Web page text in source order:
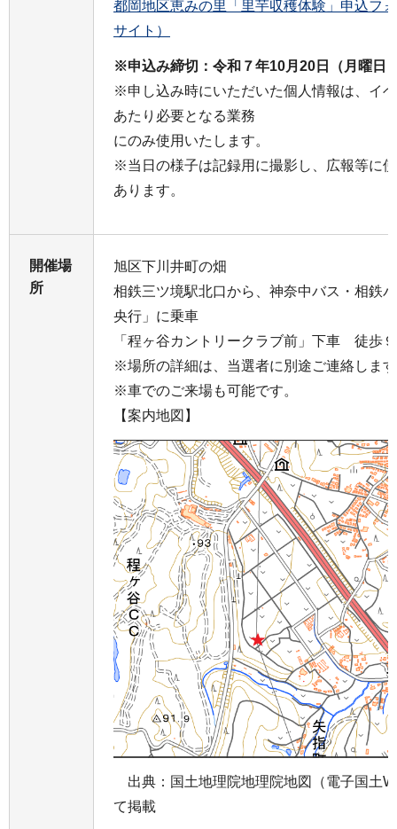
都岡地区恵みの里「里芋収穫体験」申込フ
サイト）
※申込み締切：令和７年10月20日（月曜日
※申し込み時にいただいた個人情報は、イ
あたり必要となる業務
にのみ使用いたします。
※当日の様子は記録用に撮影し、広報等に
あります。
開催場
所
旭区下川井町の畑
相鉄三ツ境駅北口から、神奈中バス・相鉄
央行」に乗車
「程ヶ谷カントリークラブ前」下車 徒歩
※場所の詳細は、当選者に別途ご連絡しま
※車でのご来場も可能です。
【案内地図】
出典：国土地理院地理院地図（電子国土
て掲載